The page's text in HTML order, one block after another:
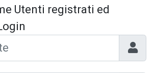
Utenti registrati ed